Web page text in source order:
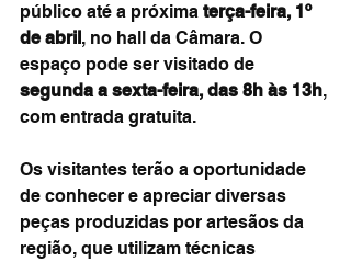
público até a próxima terça-feira, 1º
de abril, no hall da Câmara. O
espaço pode ser visitado de
segunda a sexta-feira, das 8h às 13h,
com entrada gratuita.
Os visitantes terão a oportunidade
de conhecer e apreciar diversas
peças produzidas por artesãos da
região, que utilizam técnicas